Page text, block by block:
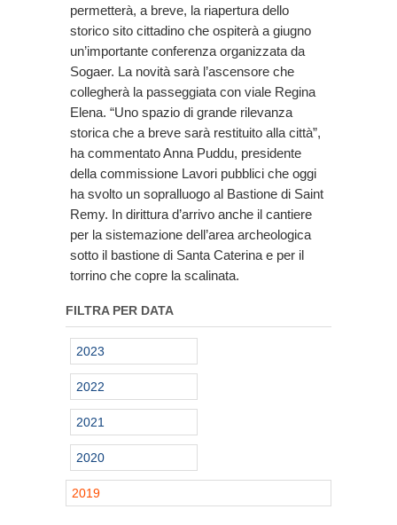
permetterà, a breve, la riapertura dello
storico sito cittadino che ospiterà a giugno
un’importante conferenza organizzata da
Sogaer. La novità sarà l’ascensore che
collegherà la passeggiata con viale Regina
Elena. “Uno spazio di grande rilevanza
storica che a breve sarà restituito alla città”,
ha commentato Anna Puddu, presidente
della commissione Lavori pubblici che oggi
ha svolto un sopralluogo al Bastione di Saint
Remy. In dirittura d’arrivo anche il cantiere
per la sistemazione dell’area archeologica
sotto il bastione di Santa Caterina e per il
torrino che copre la scalinata.
FILTRA PER DATA
2023
2022
2021
2020
2019